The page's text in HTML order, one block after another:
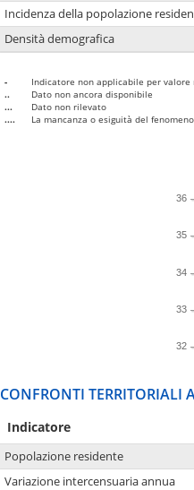
Incidenza della popolazione
Densità demografica
-
Indicatore non applicabile per
..
Dato non ancora disponibile
...
Dato non rilevato
....
La mancanza o esiguità del
32
33
34
35
36
CONFRONTI TERRITORIALI
Indicatore
Popolazione residente
Variazione intercensuaria annua